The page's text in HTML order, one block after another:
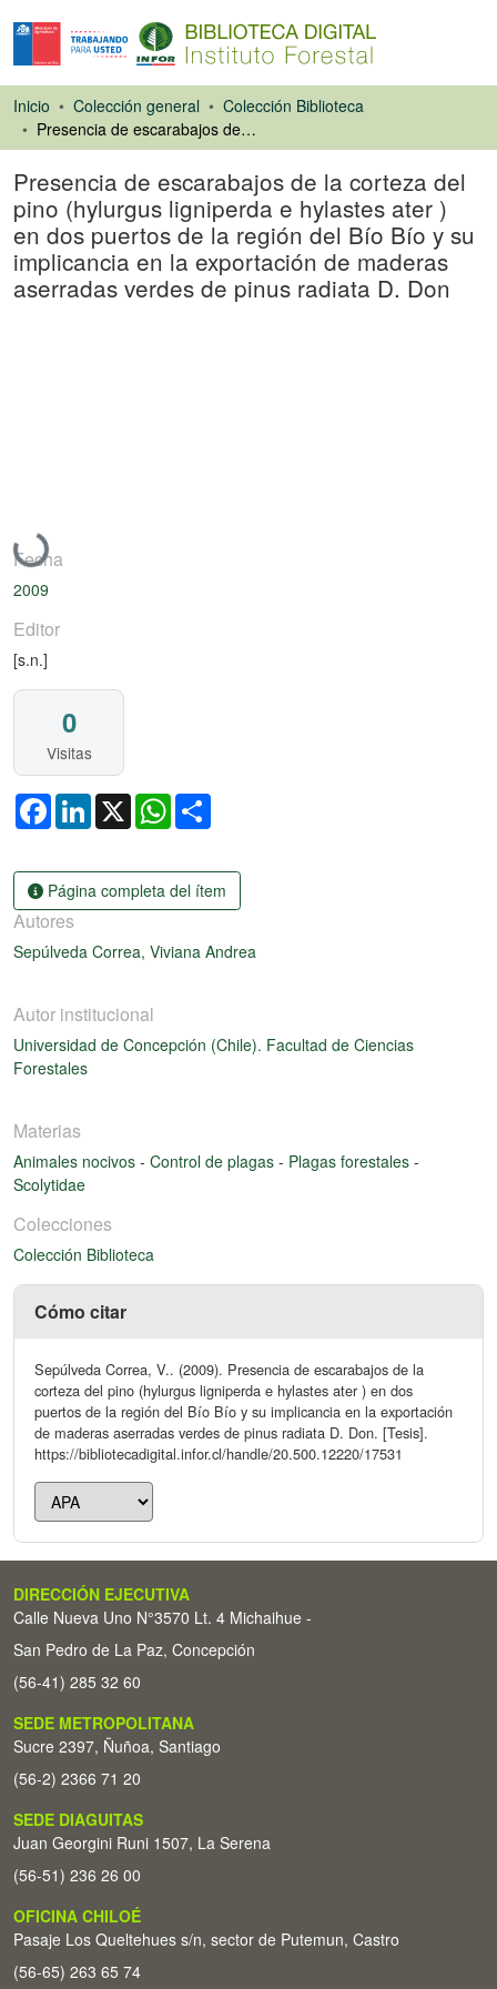
Inicio Colección general
Colección Biblioteca
Presencia de escarabajos de la corteza del pino (hylurgus ligniperda e hylastes ater ) en dos puertos de la región del Bío Bío y su implicancia en la exportación de maderas aserradas verdes de pinus radiata D. Don
Presencia de escarabajos de la corteza del
pino (hylurgus ligniperda e hylastes ater )
en dos puertos de la región del Bío Bío y su
implicancia en la exportación de maderas
aserradas verdes de pinus radiata D. Don
Cargando...
Fecha
2009
Editor
[s.n.]
0
Visitas
FacebookLinkedIn
X WhatsApp
Página completa del ítem
Autores
Sepúlveda Correa, Viviana Andrea
Autor institucional
Universidad de Concepción (Chile). Facultad de Ciencias
Forestales
Materias
Animales nocivos - Control de plagas - Plagas forestales -
Scolytidae
Colecciones
Colección Biblioteca
Cómo citar
Sepúlveda Correa, V.. (2009). Presencia de escarabajos de la
corteza del pino (hylurgus ligniperda e hylastes ater ) en dos
puertos de la región del Bío Bío y su implicancia en la exportación
de maderas aserradas verdes de pinus radiata D. Don. [Tesis].
https://bibliotecadigital.infor.cl/handle/20.500.12220/17531
DIRECCIÓN EJECUTIVA
Calle Nueva Uno N°3570 Lt. 4 Michaihue -
San Pedro de La Paz, Concepción
(56-41) 285 32 60
SEDE METROPOLITANA
Sucre 2397, Ñuñoa, Santiago
(56-2) 2366 71 20
SEDE DIAGUITAS
Juan Georgini Runi 1507, La Serena
(56-51) 236 26 00
OFICINA CHILOÉ
Pasaje Los Queltehues s/n, sector de Putemun, Castro
(56-65) 263 65 74